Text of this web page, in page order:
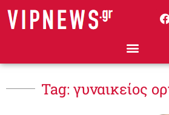
Tag: γυναικείος